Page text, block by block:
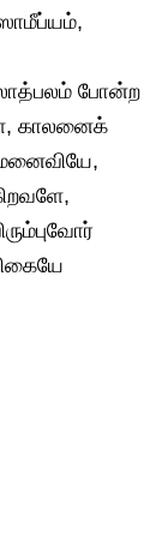
போன்ற
காலனைக்